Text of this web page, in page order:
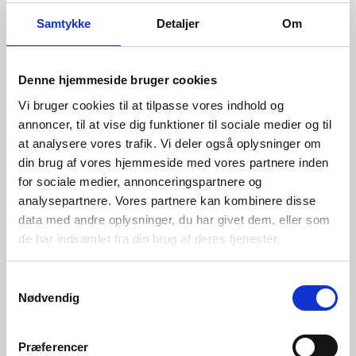
Samtykke Detaljer Om
Denne hjemmeside bruger cookies
Vi bruger cookies til at tilpasse vores indhold og
annoncer, til at vise dig funktioner til sociale medier og til
at analysere vores trafik. Vi deler også oplysninger om
din brug af vores hjemmeside med vores partnere inden
for sociale medier, annonceringspartnere og
analysepartnere. Vores partnere kan kombinere disse
data med andre oplysninger, du har givet dem, eller som
de har indsamlet fra din brug af deres tjenester.
Nødvendig
Præferencer
NYHEDER FRA SKIOLD
TILMELD DIG SKIOLDS NYHEDER HER